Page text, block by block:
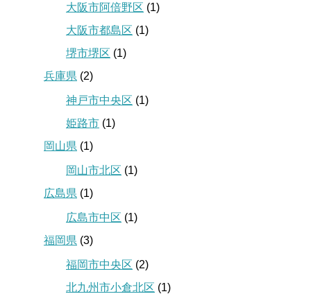
大阪市阿倍野区 (1)
大阪市都島区 (1)
堺市堺区 (1)
兵庫県 (2)
神戸市中央区 (1)
姫路市 (1)
岡山県 (1)
岡山市北区 (1)
広島県 (1)
広島市中区 (1)
福岡県 (3)
福岡市中央区 (2)
北九州市小倉北区 (1)